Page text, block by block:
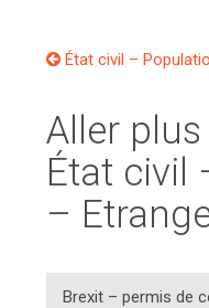
État civil –
Aller
État civil
–
Brexit – permis de